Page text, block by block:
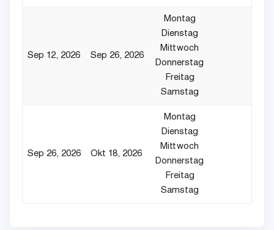
Sep 12, 2026 Sep 26, 2026
Montag
Dienstag
Mittwoch
Donnerstag
Freitag
Samstag
Sep 26, 2026 Okt 18, 2026
Montag
Dienstag
Mittwoch
Donnerstag
Freitag
Samstag